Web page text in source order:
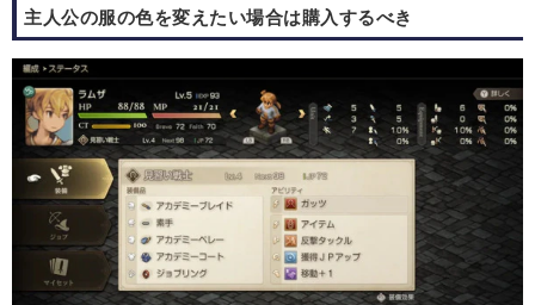
主人公の服の色を変えたい場合は購入するべき